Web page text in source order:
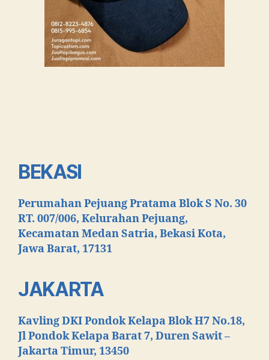
BEKASI
Perumahan Pejuang Pratama Blok S No. 30
RT. 007/006, Kelurahan Pejuang,
Kecamatan Medan Satria, Bekasi Kota,
Jawa Barat, 17131
JAKARTA
Kavling DKI Pondok Kelapa Blok H7 No.18,
Jl Pondok Kelapa Barat 7, Duren Sawit –
Jakarta Timur, 13450